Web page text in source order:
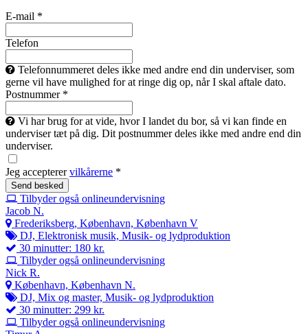
E-mail *
Telefon
Telefonnummeret deles ikke med andre end din underviser, som
gerne vil have mulighed for at ringe dig op, når I skal aftale dato.
Postnummer *
Vi har brug for at vide, hvor I landet du bor, så vi kan finde en
underviser tæt på dig. Dit postnummer deles ikke med andre end din
underviser.
Jeg accepterervilkårerne *
Tilbyder også onlineundervisning
Jacob N.
Frederiksberg, København, København V
DJ, Elektronisk musik, Musik- og lydproduktion
30 minutter: 180 kr.
Tilbyder også onlineundervisning
Nick R.
København, København N.
DJ, Mix og master, Musik- og lydproduktion
30 minutter: 299 kr.
Tilbyder også onlineundervisning